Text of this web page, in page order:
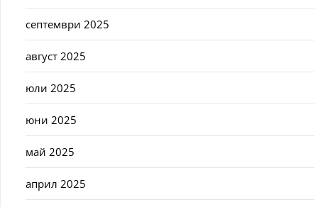
септември 2025
август 2025
юли 2025
юни 2025
май 2025
април 2025